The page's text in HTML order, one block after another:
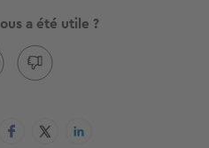
a été utile ?